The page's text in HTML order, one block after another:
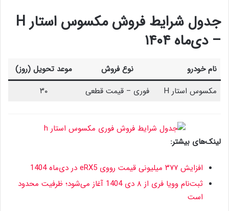
جدول شرایط فروش مکسوس استار H
– دی‌ماه ۱۴۰۴
نام خودرو نوع فروش
موعد تحویل (روز)
مکسوس استار H
فوری – قیمت قطعی ۳۰
لینک‌های بیشتر:
افزایش ۳۷۷ میلیونی قیمت رووی eRX5 در دی‌ماه 1404
ثبت‌نام وویا فری از ۸ دی 1404 آغاز می‌شود؛ ظرفیت محدود
است